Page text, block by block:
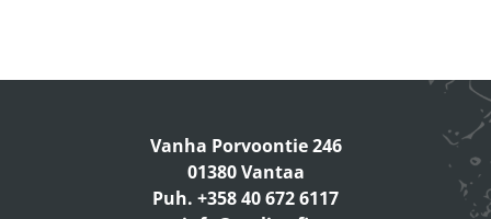
Vanha Porvoontie 246
01380 Vantaa
Puh. +358 40 672 6117